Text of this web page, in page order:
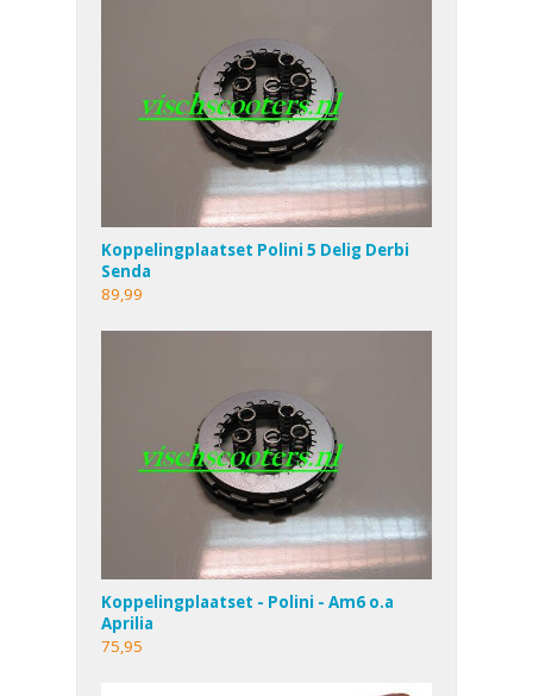
Koppelingplaatset Polini 5 Delig Derbi
Senda
89,99
Koppelingplaatset - Polini - Am6 o.a
Aprilia
75,95